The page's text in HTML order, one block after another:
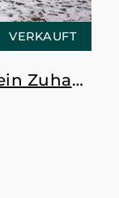
VERKAUFT
Pflaumenbaum & Harz – ein Zuhause mit Raum